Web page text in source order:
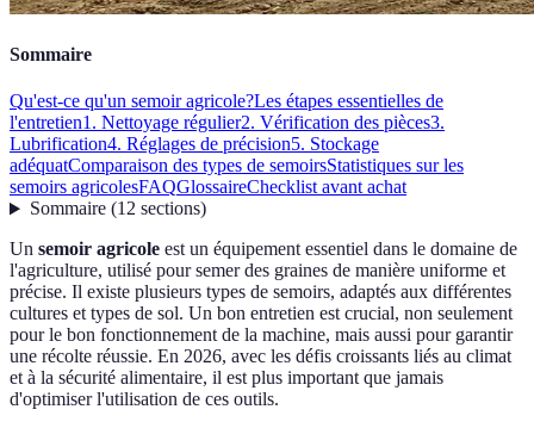
Sommaire
Qu'est-ce qu'un semoir agricole?Les étapes essentielles de
l'entretien1. Nettoyage régulier2. Vérification des pièces3.
Lubrification4. Réglages de précision5. Stockage
adéquatComparaison des types de semoirsStatistiques sur les
semoirs agricolesFAQGlossaireChecklist avant achat
Sommaire(12 sections)
Un semoir agricole est un équipement essentiel dans le domaine de
l'agriculture, utilisé pour semer des graines de manière uniforme et
précise. Il existe plusieurs types de semoirs, adaptés aux différentes
cultures et types de sol. Un bon entretien est crucial, non seulement
pour le bon fonctionnement de la machine, mais aussi pour garantir
une récolte réussie. En 2026, avec les défis croissants liés au climat
et à la sécurité alimentaire, il est plus important que jamais
d'optimiser l'utilisation de ces outils.